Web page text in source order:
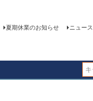
夏期休業のお知らせ ニュース